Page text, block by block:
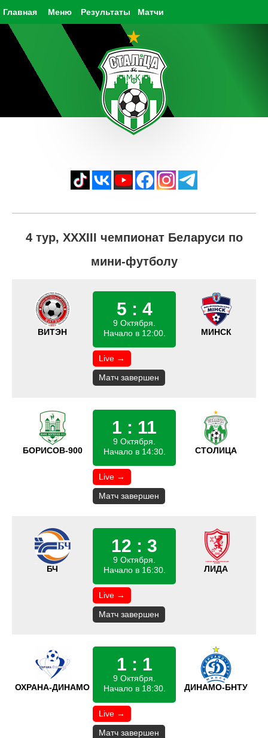
Главная Результаты Матчи
Меню
4 тур, XXXIII чемпионат Беларуси по
мини-футболу
ВИТЭН
5 : 4
9 Октября.
Начало в 12:00.
Live →
Матч завершен
МИНСК
БОРИСОВ-900
1 : 11
9 Октября.
Начало в 14:30.
Live →
Матч завершен
СТОЛИЦА
БЧ
12 : 3
9 Октября.
Начало в 16:30.
Live →
Матч завершен
ЛИДА
ОХРАНА-ДИНАМО
1 : 1
9 Октября.
Начало в 18:30.
Live →
Матч завершен
ДИНАМО-БНТУ